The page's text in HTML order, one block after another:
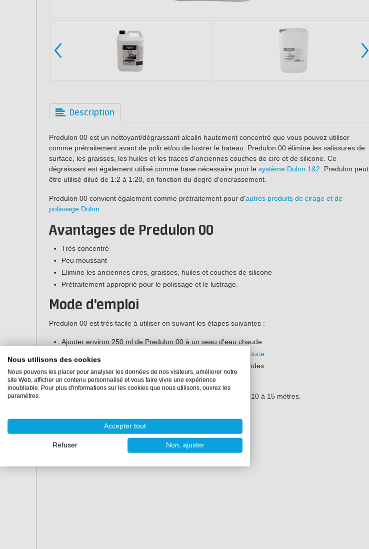
Description
Predulon 00 est un nettoyant/dégraissant alcalin hautement concentré que vous pouvez utiliser
comme prétraitement avant de polir et/ou de lustrer le bateau. Predulon 00 élimine les salissures de
surface, les graisses, les huiles et les traces d'anciennes couches de cire et de silicone. Ce
dégraissant est également utilisé comme base nécessaire pour le système Dulon 1&2 . Predulon peut
être utilisé dilué de 1:2 à 1:20, en fonction du degré d'encrassement.
Predulon 00 convient également comme prétraitement pour d'autres produits de cirage et de
polissage Dulon
Avantages de Predulon 00
Très concentré
Peu moussant
Elimine les anciennes cires, graisses, huiles et couches de silicone
Prétraitement approprié pour le polissage et le lustrage.
Mode d'emploi
Predulon 00 est très facile à utiliser en suivant les étapes suivantes :
Ajouter environ 250 ml de Predulon 00 à un seau d'eau chaude
brosse douce
Laissez agir le dégraissant alcalin pendant environ 30 secondes
Rincez ensuite la surface à l'eau claire.
Predulon 00 (500 ml) convient pour une longueur de bateau de 10 à 15 mètres.
Propriétés
Conditionnement :0,5 litre, 5 litres, 25 litres
Nous utilisons des cookies
Nous pouvons les placer pour analyser les données de nos visiteurs, améliorer notre
site Web, afficher un contenu personnalisé et vous faire vivre une expérience
inoubliable. Pour plus d'informations sur les cookies que nous utilisons, ouvrez les
paramètres.
Accepter tout
Refuser Non, ajuster